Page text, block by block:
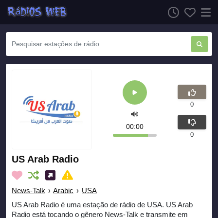
US Arab Radio
News-Talk › Arabic › USA
US Arab Radio é uma estação de rádio de USA. US Arab
Radio está tocando o gênero News-Talk e transmite em
00:00
0
0